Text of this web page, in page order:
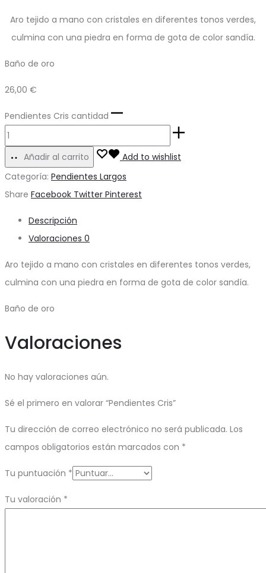
Aro tejido a mano con cristales en diferentes tonos verdes,
culmina con una piedra en forma de gota de color sandía.
Baño de oro
26,00 €
Pendientes Cris cantidad
Añadir al carrito
Add to wishlist
Categoría: Pendientes Largos
Share Facebook Twitter Pinterest
Descripción
Valoraciones 0
Aro tejido a mano con cristales en diferentes tonos verdes,
culmina con una piedra en forma de gota de color sandía.
Baño de oro
Valoraciones
No hay valoraciones aún.
Sé el primero en valorar “Pendientes Cris”
Tu dirección de correo electrónico no será publicada. Los
campos obligatorios están marcados con *
Tu puntuación *
Tu valoración *